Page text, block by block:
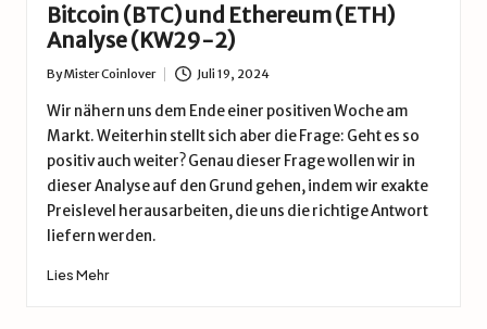
Bitcoin (BTC) und Ethereum (ETH)
Analyse (KW29-2)
Posted
by
ByMister Coinlover Juli 19, 2024
Wir nähern uns dem Ende einer positiven Woche am
Markt. Weiterhin stellt sich aber die Frage: Geht es so
positiv auch weiter? Genau dieser Frage wollen wir in
dieser Analyse auf den Grund gehen, indem wir exakte
Preislevel herausarbeiten, die uns die richtige Antwort
liefern werden.
Lies Mehr